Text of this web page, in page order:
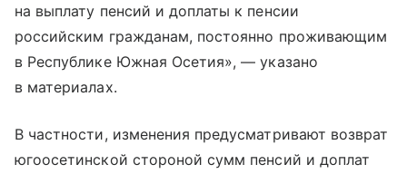
на выплату пенсий и доплаты к пенсии
российским гражданам, постоянно проживающим
в Республике Южная Осетия», — указано
в материалах.
В частности, изменения предусматривают возврат
югоосетинской стороной сумм пенсий и доплат